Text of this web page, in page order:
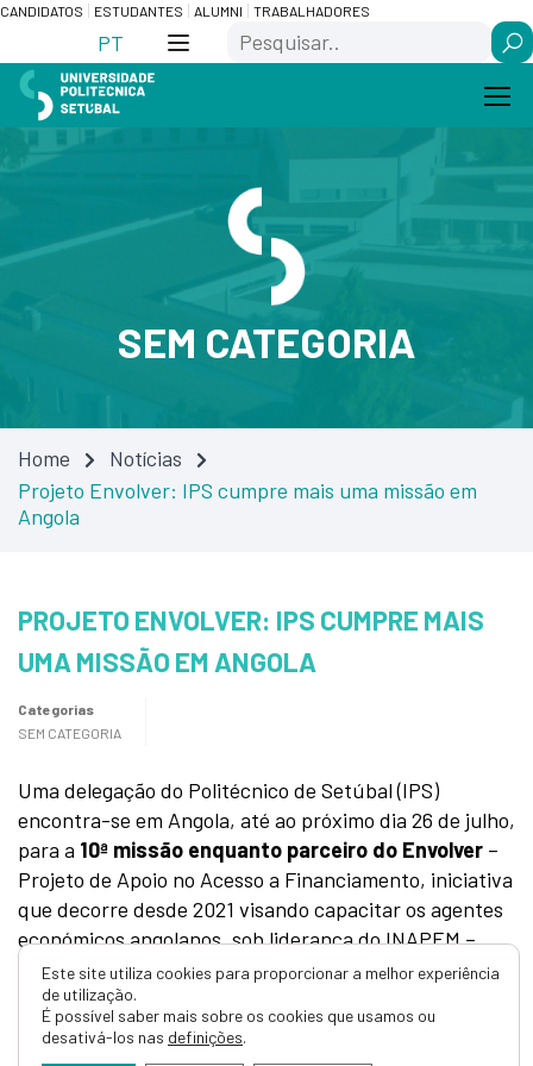
Skip
Content
Saltar
navegação
CANDIDATOS ESTUDANTES ALUMNI TRABALHADORES
PT Search
SEM CATEGORIA
Home
Notícias
Projeto Envolver: IPS cumpre mais uma missão em
Angola
PROJETO ENVOLVER: IPS CUMPRE MAIS
UMA MISSÃO EM ANGOLA
Categorias
SEM CATEGORIA
Uma delegação do Politécnico de Setúbal (IPS)
encontra-se em Angola, até ao próximo dia 26 de julho,
para a 10ª missão enquanto parceiro do Envolver –
Projeto de Apoio no Acesso a Financiamento, iniciativa
que decorre desde 2021 visando capacitar os agentes
económicos angolanos, sob liderança do INAPEM –
Instituto Nacional de Apoio às Pequenas e Médias
Empresas.
No decorrer destas duas semanas de trabalho, os
Este site utiliza cookies para proporcionar a melhor experiência
de utilização.
É possível saber mais sobre os cookies que usamos ou
desativá-los nas definições.